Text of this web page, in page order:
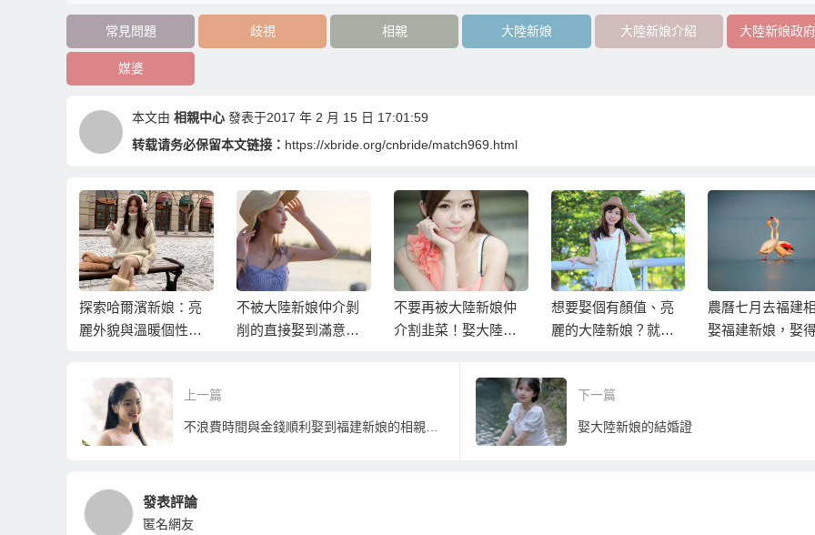
常見問題 歧視 相親 大陸新娘 大陸新娘介紹 大陸新娘政
媒婆
本文由 相親中心 發表于2017 年 2 月 15 日 17:01:59
转载请务必保留本文链接： https://xbride.org/cnbride/match969.html
探索哈爾濱新娘：亮
麗外貌與溫暖個性的
不被大陸新娘仲介剝
削的直接娶到滿意的
不要再被大陸新娘仲
介割韭菜！娶大陸新
想要娶個有顏值、亮
麗的大陸新娘？就到
吧！
農曆七月去福建相親
娶福建新娘，娶得更
上一篇
不浪費時間與金錢順利娶到福建新娘的相親服務
下一篇
娶大陸新娘的結婚證
發表評論
匿名網友